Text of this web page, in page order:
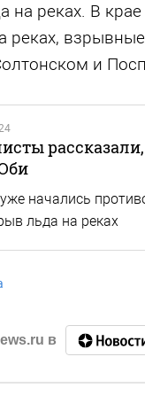
на реках. В
реках,
и
начались
льда на реках
в